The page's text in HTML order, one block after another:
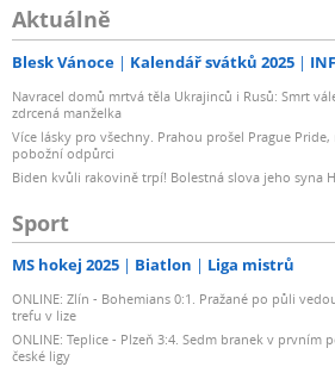
Aktuálně
Blesk Vánoce Kalendář svátků 2025
Navracel domů mrtvá těla Ukrajinců i Rusů: Smrt
zdrcená manželka
Více lásky pro všechny. Prahou prošel Prague
pobožní odpůrci
Biden kvůli rakovině trpí! Bolestná slova jeho syna
Sport
MS hokej 2025 Biatlon Liga mistrů
ONLINE: Zlín - Bohemians 0:1. Pražané po půli
trefu v lize
ONLINE: Teplice - Plzeň 3:4. Sedm branek v prvním
české ligy